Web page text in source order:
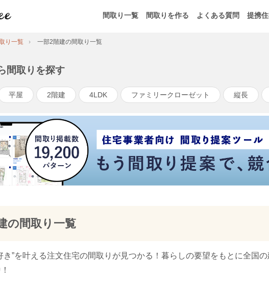
間取り一覧 間取りを作る よくある質問 提携
り一覧 一部2階建の間取り一覧
間取りを探す
平屋 2階建 4LDK ファミリークローゼット 縦長
の間取り一覧
き”を叶える注文住宅の間取りが見つかる！暮らしの要望をもとに全国